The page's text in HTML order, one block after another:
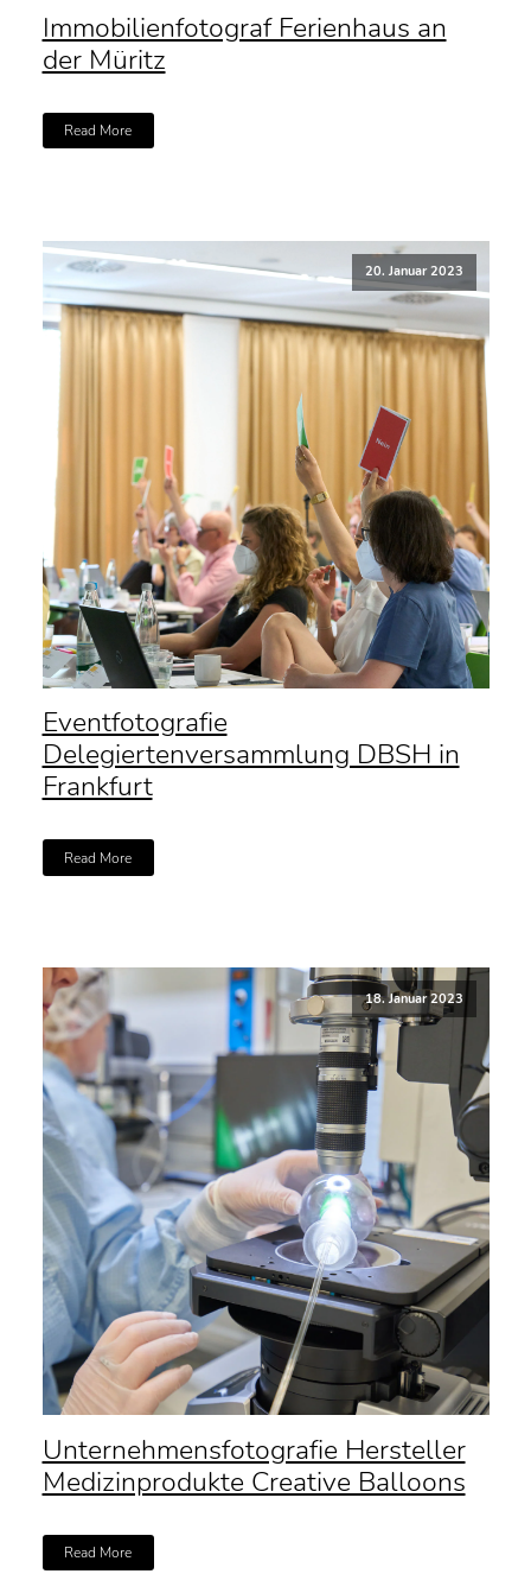
Immobilienfotograf Ferienhaus an
der Müritz
Read More
20. Januar 2023
Eventfotografie
Delegiertenversammlung DBSH in
Frankfurt
Read More
18. Januar 2023
Unternehmensfotografie Hersteller
Medizinprodukte Creative Balloons
Read More